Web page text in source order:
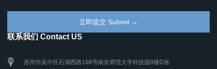
联系我们 Contact US
苏州市吴中区石湖西路188号南京师范大学科技园9楼D座